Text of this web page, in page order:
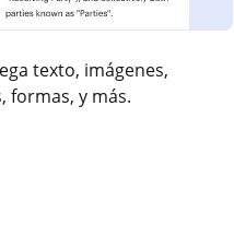
texto, imágenes,
formas, y más.